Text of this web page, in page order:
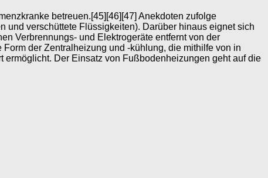
betreuen.[45][46][47] Anekdoten zufolge
verschüttete Flüssigkeiten). Darüber hinaus eignet sich
Verbrennungs- und Elektrogeräte entfernt von der
der Zentralheizung und -kühlung, die mithilfe von in
Der Einsatz von Fußbodenheizungen geht auf die